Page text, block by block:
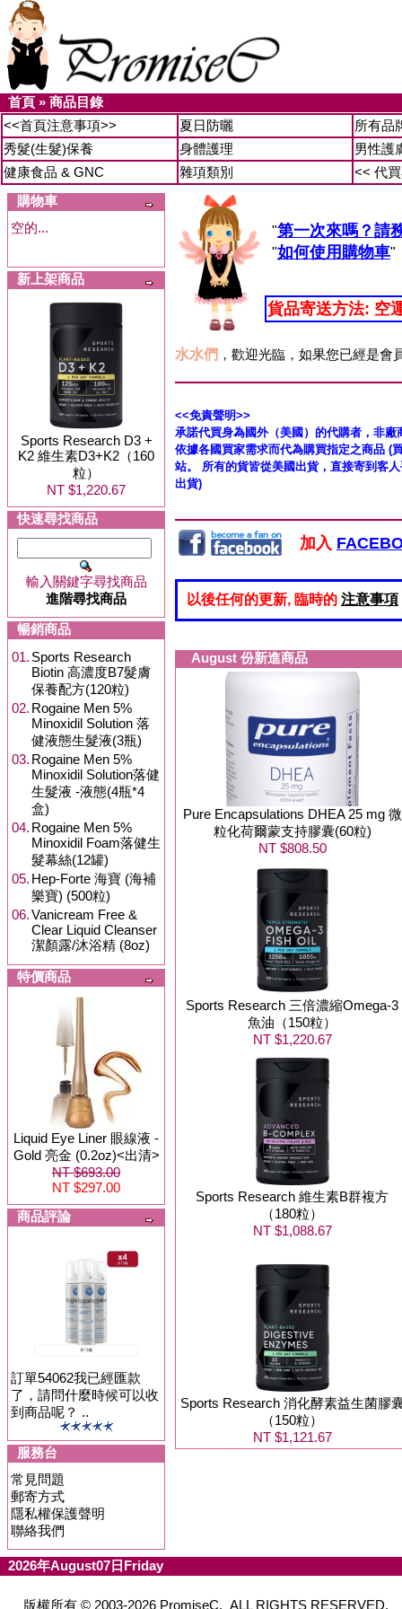
首頁 » 商品目錄
<<首頁注意事項>>
夏日防曬
所有品
秀髮(生髮)保養
身體護理
男性護
健康食品 & GNC
雜項類別
<< 代
購物車
空的...
新上架商品
Sports Research D3 +
K2 維生素D3+K2（160
粒）
NT $1,220.67
快速尋找商品
輸入關鍵字尋找商品
進階尋找商品
暢銷商品
01. Sports Research
Biotin 高濃度B7髮膚
保養配方(120粒)
02. Rogaine Men 5%
Minoxidil Solution 落
健液態生髮液(3瓶)
03. Rogaine Men 5%
Minoxidil Solution落健
生髮液 -液態(4瓶*4
盒)
04. Rogaine Men 5%
Minoxidil Foam落健生
髮幕絲(12罐)
05. Hep-Forte 海寶 (海補
樂寶) (500粒)
06.Vanicream Free &
Clear Liquid Cleanser
潔顏露/沐浴精 (8oz)
特價商品
Liquid Eye Liner 眼線液 -
Gold 亮金 (0.2oz)<出清>
NT $693.00
NT $297.00
商品評論
訂單54062我已經匯款
了，請問什麼時候可以收
到商品呢？ ..
服務台
常見問題
郵寄方式
隱私權保護聲明
聯絡我們
"第一次來嗎？請
"如何使用購物車"
貨品寄送方法: 空
水水們 ，歡迎光臨，如果您已經是會
<<免責聲明>>
承諾代買身為國外（美國）的代購者，非
依據各國買家需求而代為購買指定之商品 (
站。 所有的貨皆從美國出貨，直接寄到客
出貨)
加入
以後任何的更新, 臨時的 注意事項
August 份新進商品
Pure Encapsulations DHEA 25 mg 微
粒化荷爾蒙支持膠囊(60粒)
NT $808.50
Sports Research 三倍濃縮Omega-3
魚油（150粒）
NT $1,220.67
Sports Research 維生素B群複方
（180粒）
NT $1,088.67
Sports Research 消化酵素益生菌膠
（150粒）
NT $1,121.67
2026年August07日Friday
版權所有 © 2003-2026 PromiseC. ALL RIGHTS RESERVED.